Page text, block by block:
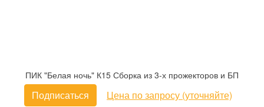
ПИК "Белая ночь" К15 Сборка из 3-х прожекторов и БП
Подписаться Цена по запросу (уточняйте)